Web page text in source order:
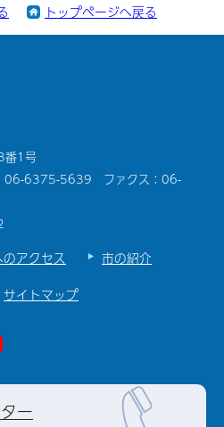
トップページへ戻る
番1号
06-6375-5639 ファクス：06-
アクセス
市の紹介
サイトマップ
ー